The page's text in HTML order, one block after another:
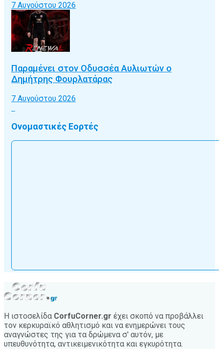
7 Αυγούστου 2026
Παραμένει στον Οδυσσέα Αυλιωτών ο
Δημήτρης Φουρλατάρας
7 Αυγούστου 2026
Ονομαστικές Εορτές
Η ιστοσελίδα CorfuCorner.gr έχει σκοπό να προβάλλει
τον κερκυραϊκό αθλητισμό και να ενημερώνει τους
αναγνώστες της για τα δρώμενα σ' αυτόν, με
υπευθυνότητα, αντικειμενικότητα και εγκυρότητα.